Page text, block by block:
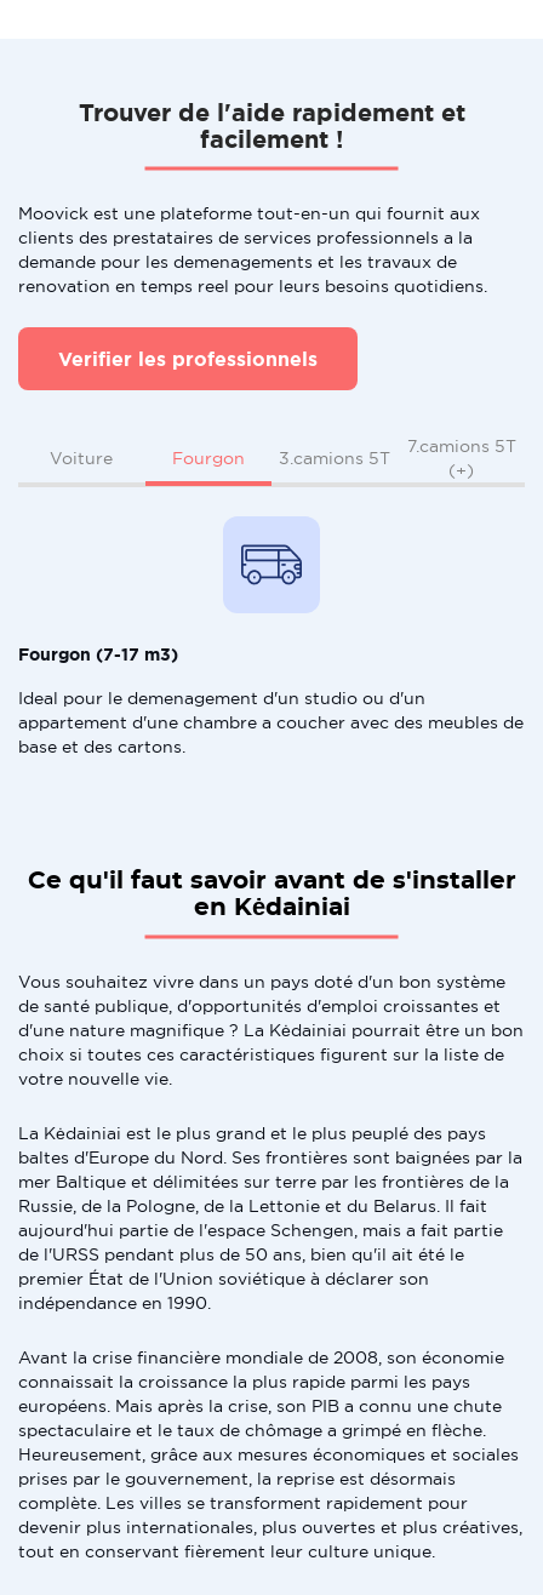
Trouver de l'aide rapidement et
facilement !
Moovick est une plateforme tout-en-un qui fournit aux
clients des prestataires de services professionnels a la
demande pour les demenagements et les travaux de
renovation en temps reel pour leurs besoins quotidiens.
Verifier les professionnels
Voiture Fourgon 3.camions 5T
7.camions 5T
(+)
Fourgon (7-17 m3)
Ideal pour le demenagement d'un studio ou d'un
appartement d'une chambre a coucher avec des meubles de
base et des cartons.
Ce qu'il faut savoir avant de s'installer
en Kėdainiai
Vous souhaitez vivre dans un pays doté d'un bon système
de santé publique, d'opportunités d'emploi croissantes et
d'une nature magnifique ? La Kėdainiai pourrait être un bon
choix si toutes ces caractéristiques figurent sur la liste de
votre nouvelle vie.
La Kėdainiai est le plus grand et le plus peuplé des pays
baltes d'Europe du Nord. Ses frontières sont baignées par la
mer Baltique et délimitées sur terre par les frontières de la
Russie, de la Pologne, de la Lettonie et du Belarus. Il fait
aujourd'hui partie de l'espace Schengen, mais a fait partie
de l'URSS pendant plus de 50 ans, bien qu'il ait été le
premier État de l'Union soviétique à déclarer son
indépendance en 1990.
Avant la crise financière mondiale de 2008, son économie
connaissait la croissance la plus rapide parmi les pays
européens. Mais après la crise, son PIB a connu une chute
spectaculaire et le taux de chômage a grimpé en flèche.
Heureusement, grâce aux mesures économiques et sociales
prises par le gouvernement, la reprise est désormais
complète. Les villes se transforment rapidement pour
devenir plus internationales, plus ouvertes et plus créatives,
tout en conservant fièrement leur culture unique.